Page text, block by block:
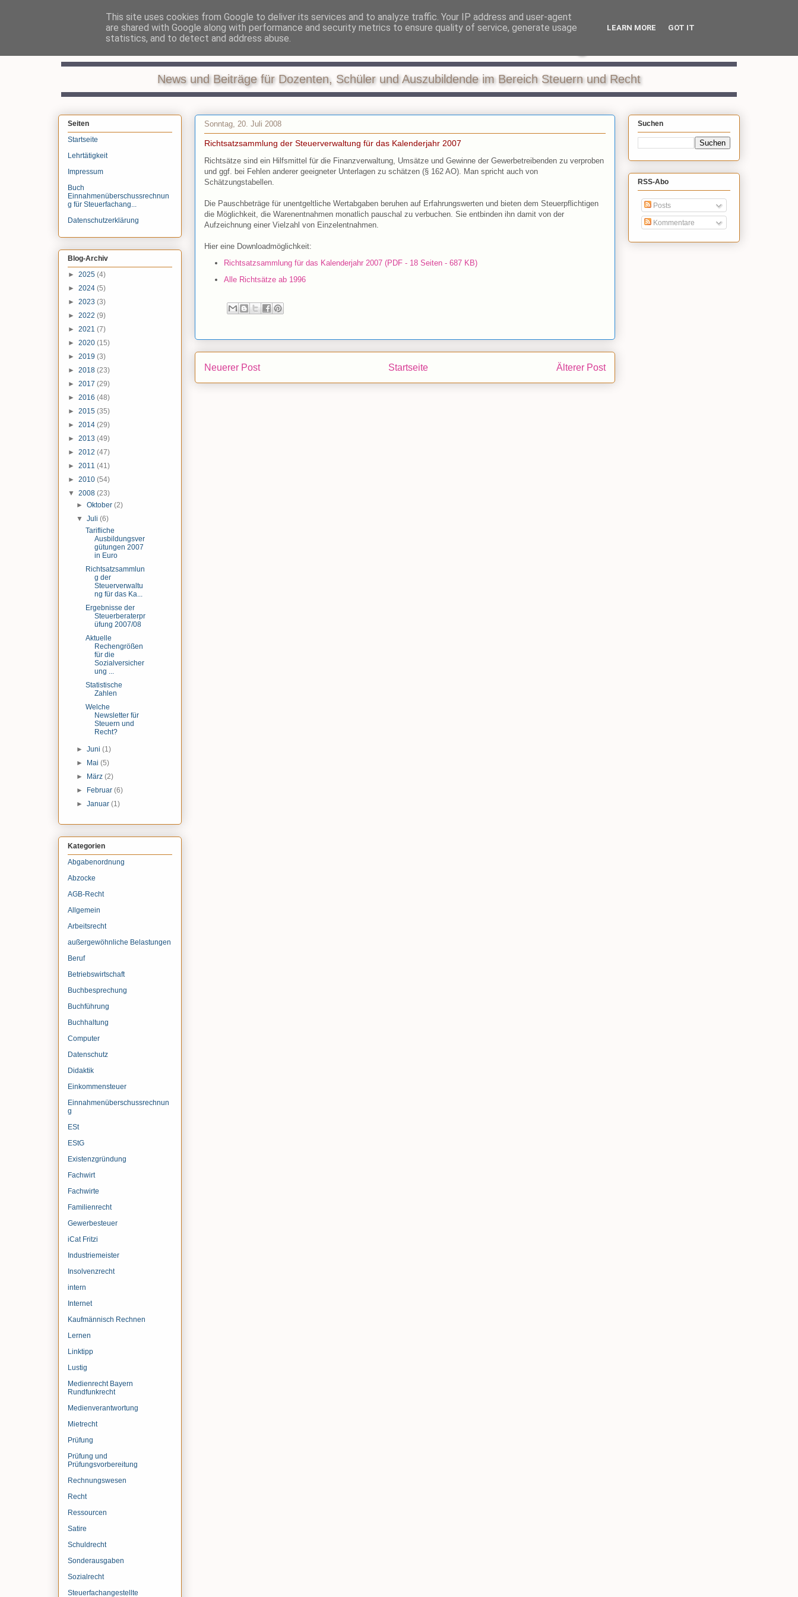
Recht und Steuern in der Ausbildung
News und Beiträge für Dozenten, Schüler und Auszubildende im Bereich Steuern und Recht
Sonntag, 20. Juli 2008
Richtsatzsammlung der Steuerverwaltung für das Kalenderjahr 2007
Richtsätze sind ein Hilfsmittel für die Finanzverwaltung, Umsätze und Gewinne der Gewerbetreibenden zu verproben
und ggf. bei Fehlen anderer geeigneter Unterlagen zu schätzen (§ 162 AO). Man spricht auch von
Schätzungstabellen.
Die Pauschbeträge für unentgeltliche Wertabgaben beruhen auf Erfahrungswerten und bieten dem Steuerpflichtigen
die Möglichkeit, die Warenentnahmen monatlich pauschal zu verbuchen. Sie entbinden ihn damit von der
Aufzeichnung einer Vielzahl von Einzelentnahmen.
Hier eine Downloadmöglichkeit:
Richtsatzsammlung für das Kalenderjahr 2007 (PDF - 18 Seiten - 687 KB)
Alle Richtsätze ab 1996
Neuerer Post Älterer Post
Startseite
Seiten
Startseite
Lehrtätigkeit
Impressum
Buch
Einnahmenüberschussrechnun
g für Steuerfachang...
Datenschutzerklärung
Blog-Archiv
► 2025 (4)
► 2024 (5)
► 2023 (3)
► 2022 (9)
► 2021 (7)
► 2020 (15)
► 2019 (3)
► 2018 (23)
► 2017 (29)
► 2016 (48)
► 2015 (35)
► 2014 (29)
► 2013 (49)
► 2012 (47)
► 2011 (41)
► 2010 (54)
▼ 2008 (23)
►Oktober(2)
▼Juli(6)
Tarifliche
Ausbildungsver
gütungen 2007
in Euro
Richtsatzsammlun
g der
Steuerverwaltu
ng für das Ka...
Ergebnisse der
Steuerberaterpr
üfung 2007/08
Aktuelle
Rechengrößen
für die
Sozialversicher
ung ...
Statistische
Zahlen
Welche
Newsletter für
Steuern und
Recht?
►Juni(1)
►
Mai(5)
►
März(2)
►
Februar(6)
►Januar(1)
Kategorien
Abgabenordnung
Abzocke
AGB-Recht
Allgemein
Arbeitsrecht
außergewöhnliche Belastungen
Beruf
Betriebswirtschaft
Buchbesprechung
Buchführung
Buchhaltung
Computer
Datenschutz
Didaktik
Einkommensteuer
Einnahmenüberschussrechnun
g
ESt
EStG
Existenzgründung
Fachwirt
Fachwirte
Familienrecht
Gewerbesteuer
iCat Fritzi
Industriemeister
Insolvenzrecht
intern
Internet
Kaufmännisch Rechnen
Lernen
Linktipp
Lustig
Medienrecht Bayern
Rundfunkrecht
Medienverantwortung
Mietrecht
Prüfung
Prüfung und
Prüfungsvorbereitung
Rechnungswesen
Recht
Ressourcen
Satire
Schuldrecht
Sonderausgaben
Sozialrecht
Steuerfachangestellte
Suchen
RSS-Abo
Posts
Kommentare
This site uses cookies from Google to deliver its services and to analyze traffic. Your IP address and user-agent
are shared with Google along with performance and security metrics to ensure quality of service, generate usage
statistics, and to detect and address abuse.
LEARN MORE GOT IT